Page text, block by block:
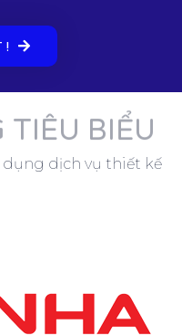
!
BIỂU
dụng dịch vụ thiết kế